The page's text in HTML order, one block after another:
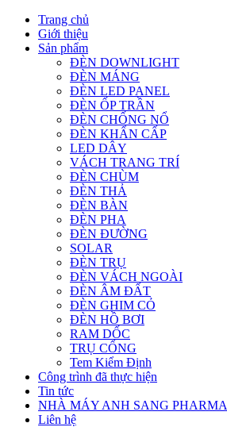
Trang chủ
Giới thiệu
Sản phẩm
ĐÈN DOWNLIGHT
ĐÈN MÁNG
ĐÈN LED PANEL
ĐÈN ỐP TRẦN
ĐÈN CHỐNG NỔ
ĐÈN KHẨN CẤP
LED DÂY
VÁCH TRANG TRÍ
ĐÈN CHÙM
ĐÈN THẢ
ĐÈN BÀN
ĐÈN PHA
ĐÈN ĐƯỜNG
SOLAR
ĐÈN TRỤ
ĐÈN VÁCH NGOÀI
ĐÈN ÂM ĐẤT
ĐÈN GHIM CỎ
ĐÈN HỒ BƠI
RAM DỐC
TRỤ CỔNG
Tem Kiểm Định
Công trình đã thực hiện
Tin tức
NHÀ MÁY ANH SANG PHARMA
Liên hệ